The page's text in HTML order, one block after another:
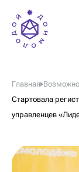
Главная
Стартовала
управленцев